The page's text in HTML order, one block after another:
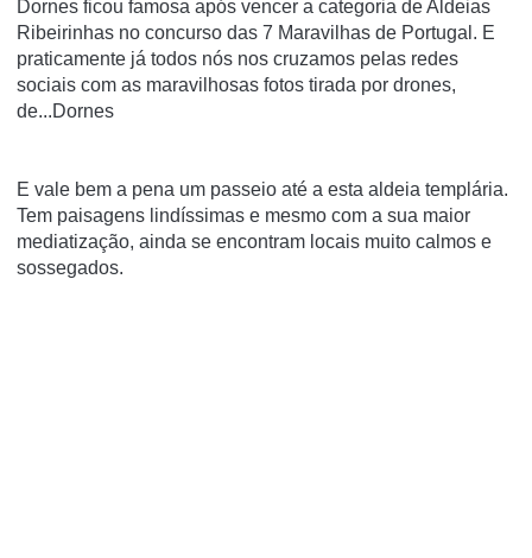
Dornes ficou famosa após vencer a categoria de Aldeias
Ribeirinhas no concurso das 7 Maravilhas de Portugal. E
praticamente já todos nós nos cruzamos pelas redes
sociais com as maravilhosas fotos tirada por drones,
de...Dornes
E vale bem a pena um passeio até a esta aldeia templária.
Tem paisagens lindíssimas e mesmo com a sua maior
mediatização, ainda se encontram locais muito calmos e
sossegados.